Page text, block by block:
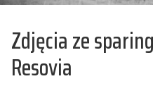
Zdjęcia ze
Resovia